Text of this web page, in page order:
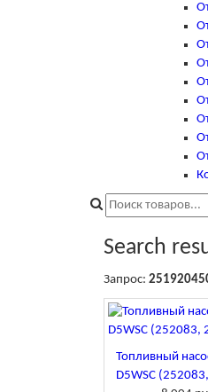
Search
Запрос:
Топливный
D5WSC